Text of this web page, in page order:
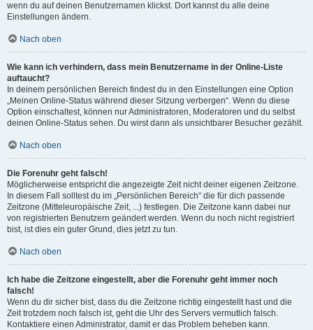
wenn du auf deinen Benutzernamen klickst. Dort kannst du alle deine
Einstellungen ändern.
Nach oben
Wie kann ich verhindern, dass mein Benutzername in der Online-Liste
auftaucht?
In deinem persönlichen Bereich findest du in den Einstellungen eine Option
„Meinen Online-Status während dieser Sitzung verbergen“. Wenn du diese
Option einschaltest, können nur Administratoren, Moderatoren und du selbst
deinen Online-Status sehen. Du wirst dann als unsichtbarer Besucher gezählt.
Nach oben
Die Forenuhr geht falsch!
Möglicherweise entspricht die angezeigte Zeit nicht deiner eigenen Zeitzone.
In diesem Fall solltest du im „Persönlichen Bereich“ die für dich passende
Zeitzone (Mitteleuropäische Zeit, ...) festlegen. Die Zeitzone kann dabei nur
von registrierten Benutzern geändert werden. Wenn du noch nicht registriert
bist, ist dies ein guter Grund, dies jetzt zu tun.
Nach oben
Ich habe die Zeitzone eingestellt, aber die Forenuhr geht immer noch
falsch!
Wenn du dir sicher bist, dass du die Zeitzone richtig eingestellt hast und die
Zeit trotzdem noch falsch ist, geht die Uhr des Servers vermutlich falsch.
Kontaktiere einen Administrator, damit er das Problem beheben kann.